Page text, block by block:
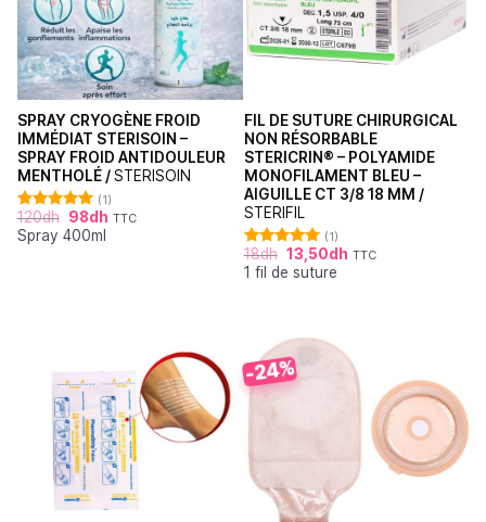
SPRAY CRYOGÈNE FROID
IMMÉDIAT STERISOIN –
SPRAY FROID ANTIDOULEUR
MENTHOLÉ /STERISOIN
Note5.00
sur 5
(1)
120dh 98dh TTC
Spray 400ml
FIL DE SUTURE CHIRURGICAL
NON RÉSORBABLE
STERICRIN® – POLYAMIDE
MONOFILAMENT BLEU –
AIGUILLE CT 3/8 18 MM /
STERIFIL
Note
5.00
sur 5
(1)
18dh 13,50dh TTC
1 fil de suture
-24%